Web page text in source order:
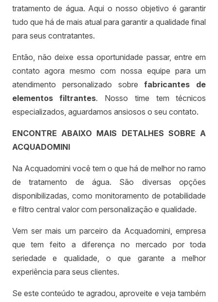
tratamento de água. Aqui o nosso objetivo é garantir
tudo que há de mais atual para garantir a qualidade final
para seus contratantes.
Então, não deixe essa oportunidade passar, entre em
contato agora mesmo com nossa equipe para um
atendimento personalizado sobrefabricantes de
elementos filtrantes. Nosso time tem técnicos
especializados, aguardamos ansiosos o seu contato.
ENCONTRE ABAIXO MAIS DETALHES SOBRE A
ACQUADOMINI
Na Acquadomini você tem o que há de melhor no ramo
de tratamento de água. São diversas opções
disponibilizadas, como monitoramento de potabilidade
e filtro central valor com personalização e qualidade.
Vem ser mais um parceiro da Acquadomini, empresa
que tem feito a diferença no mercado por toda
seriedade e qualidade, o que garante a melhor
experiência para seus clientes.
Se este conteúdo te agradou, aproveite e veja também